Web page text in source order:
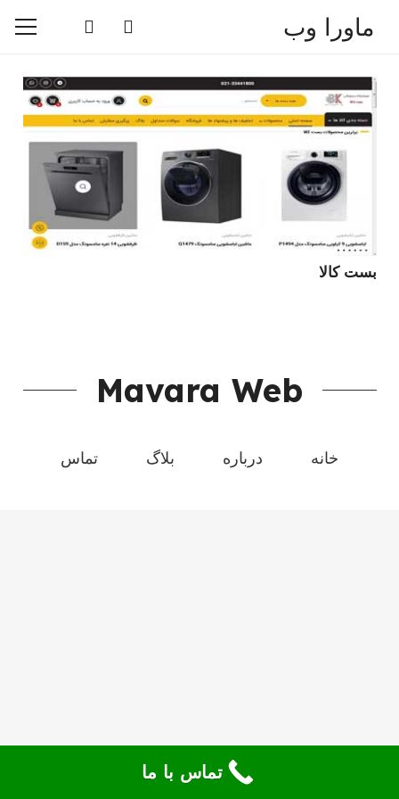
ماورا وب
بست کالا
Mavara Web
خانه درباره بلاگ تماس
تماس با ما